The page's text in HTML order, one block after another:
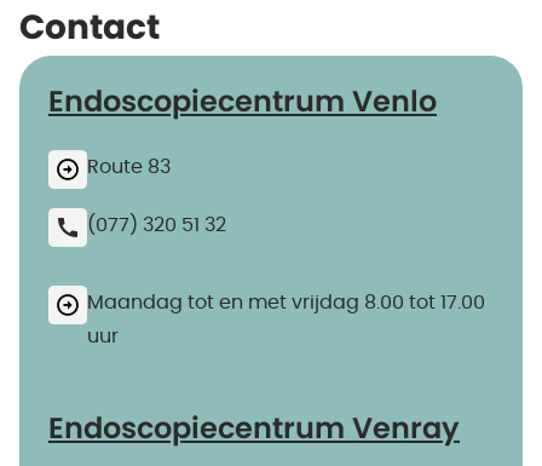
Contact
Endoscopiecentrum Venlo
Route 83
(077) 320 51 32
Maandag tot en met vrijdag 8.00 tot 17.00
uur
Endoscopiecentrum Venray